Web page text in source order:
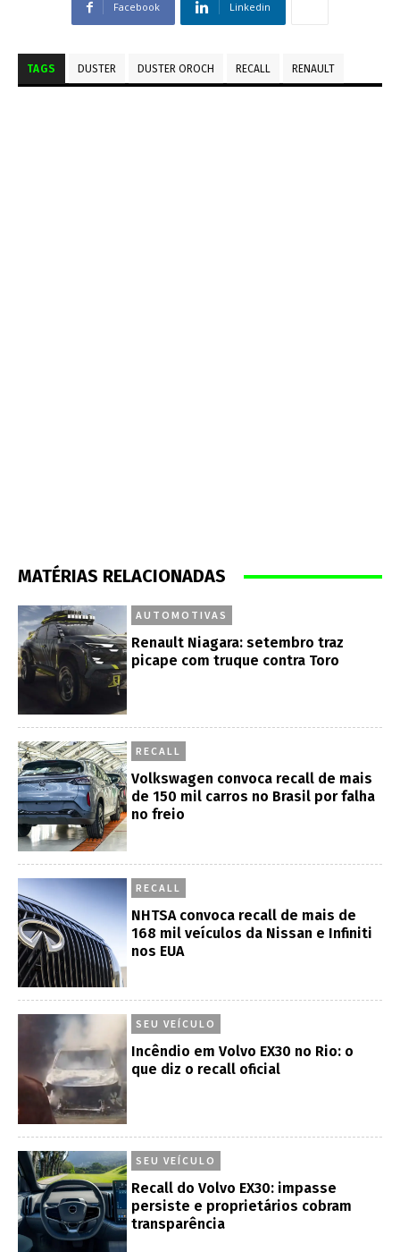
Facebook Linkedin
TAGS DUSTER DUSTER OROCH RECALL RENAULT
MATÉRIAS RELACIONADAS
AUTOMOTIVAS
Renault Niagara: setembro traz
picape com truque contra Toro
RECALL
Volkswagen convoca recall de mais
de 150 mil carros no Brasil por falha
no freio
RECALL
NHTSA convoca recall de mais de
168 mil veículos da Nissan e Infiniti
nos EUA
SEU VEÍCULO
Incêndio em Volvo EX30 no Rio: o
que diz o recall oficial
SEU VEÍCULO
Recall do Volvo EX30: impasse
persiste e proprietários cobram
transparência